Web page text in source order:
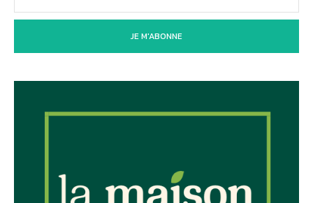
JE M'ABONNE